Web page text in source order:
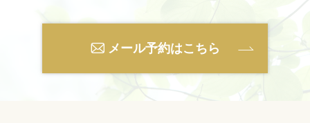
メール予約はこちら